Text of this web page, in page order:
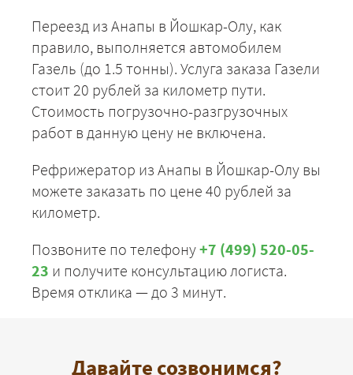
Переезд из Анапы в Йошкар-Олу, как
правило, выполняется автомобилем
Газель (до 1.5 тонны). Услуга заказа Газели
стоит 20 рублей за километр пути.
Стоимость погрузочно-разгрузочных
работ в данную цену не включена.
Рефрижератор из Анапы в Йошкар-Олу вы
можете заказать по цене 40 рублей за
километр.
Позвоните по телефону+7 (499) 520-05-
23 и получите консультацию логиста.
Время отклика — до 3 минут.
Давайте созвонимся?